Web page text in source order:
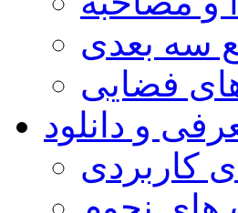
سه بعدی
فضایی
و دانلود
کاربردی